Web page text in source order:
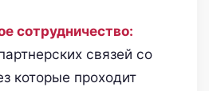
сотрудничество:
связей со
которые проходит